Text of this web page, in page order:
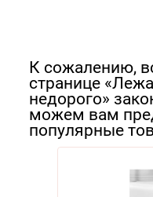
К сожалению,
странице
недорого»
можем вам
популярные
По популярности
Cначала дешевые
Cначала дорогие